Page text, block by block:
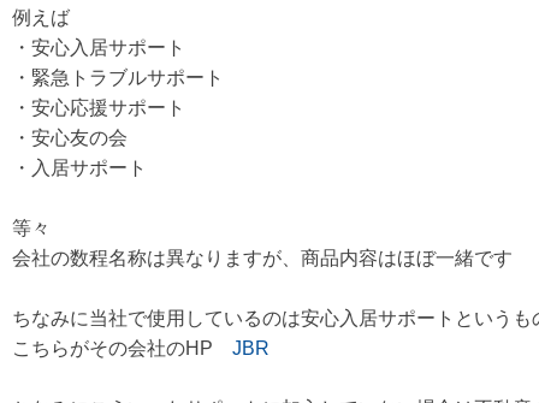
例えば
・安心入居サポート
・緊急トラブルサポート
・安心応援サポート
・安心友の会
・入居サポート
等々
会社の数程名称は異なりますが、商品内容はほぼ一緒です
ちなみに当社で使用しているのは安心入居サポートというも
こちらがその会社のHP JBR